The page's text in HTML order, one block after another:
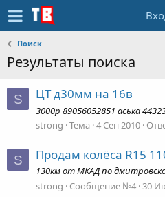
Поиск
Результаты поиска
S ЦТ д30мм на 16в
3000р 89056052851 аська
strong Тема 4 Сен 2010
S Продам колёса R15
130км от МКАД по
strong
Сообщение №4 30